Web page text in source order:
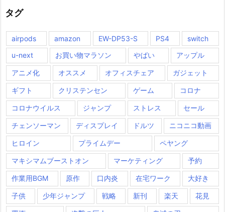
タグ
airpods amazon EW-DP53-S PS4
switch
u-next
お買い物マラソン やばい アップル
アニメ化 オススメ オフィスチェア ガジェット
ギフト クリステンセン ゲーム コロナ
コロナウイルス ジャンプ ストレス セール
チェンソーマン ディスプレイ ドルツ ニコニコ動画
ヒロイン プライムデー ペヤング
マキシマムブーストオン マーケティング 予約
作業用BGM 原作 口内炎 在宅ワーク 大好き
子供 少年ジャンプ 戦略 新刊 楽天 花見